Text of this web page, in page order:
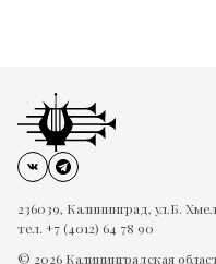
236039, Калининград, ул.Б.
тел. +7 (4012) 64 78 90
© 2026 Калининградская